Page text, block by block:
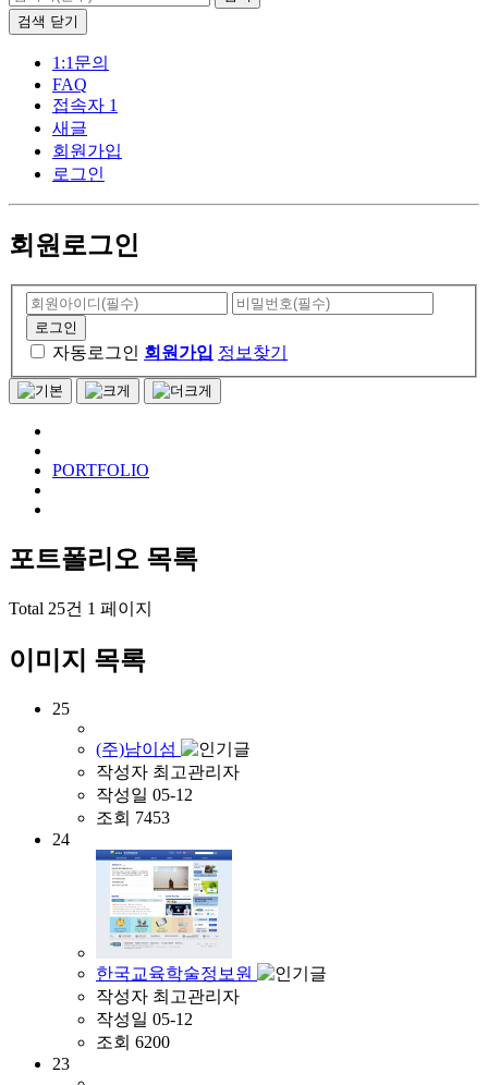
검색 닫기
1:1문의
FAQ
접속자 1
새글
회원가입
로그인
회원로그인
자동로그인 회원가입 정보찾기
PORTFOLIO
포트폴리오 목록
Total 25건 1 페이지
이미지 목록
25
(주)남이섬
작성자 최고관리자
작성일 05-12
조회 7453
24
한국교육학술정보원
작성자 최고관리자
작성일 05-12
조회 6200
23